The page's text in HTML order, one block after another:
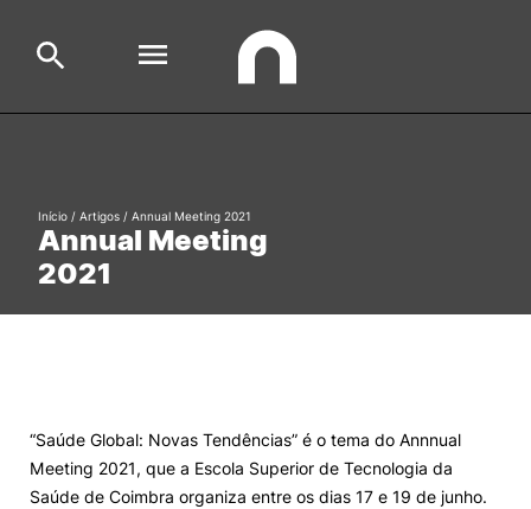
Cursos
Cooperação Internacional
Formative Offer
Annual Meeting
2021
Início / Artigos / Annual Meeting 2021
“Saúde Global: Novas Tendências” é o tema do Annnual
Meeting 2021, que a Escola Superior de Tecnologia da
Saúde de Coimbra organiza entre os dias 17 e 19 de junho.